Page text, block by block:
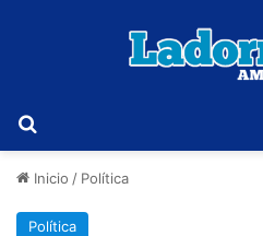
Inicio / Política
Política